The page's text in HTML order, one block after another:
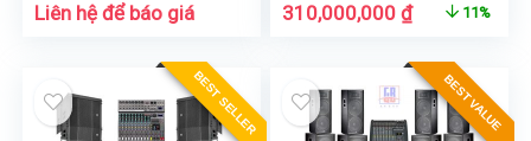
Liên hệ để báo giá 310,000,000₫ 11%
BEST SELLER BEST VALUE